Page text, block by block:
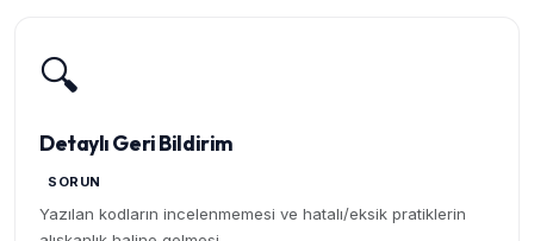
🔍
Detaylı Geri Bildirim
SORUN
Yazılan kodların incelenmemesi ve hatalı/eksik pratiklerin